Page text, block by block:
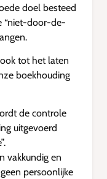
doel besteed
“niet-door-de-
tot het laten
boekhouding
de controle
uitgevoerd
vakkundig en
persoonlijke